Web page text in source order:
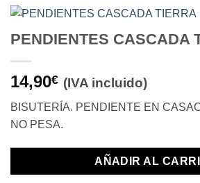
PENDIENTES CASCADA
14,90€ (IVA incluido)
BISUTERÍA. PENDIENTE EN
NO PESA.
AÑADIR AL